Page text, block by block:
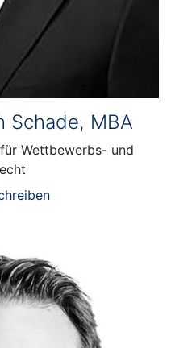
Schade, MBA
Wettbewerbs- und